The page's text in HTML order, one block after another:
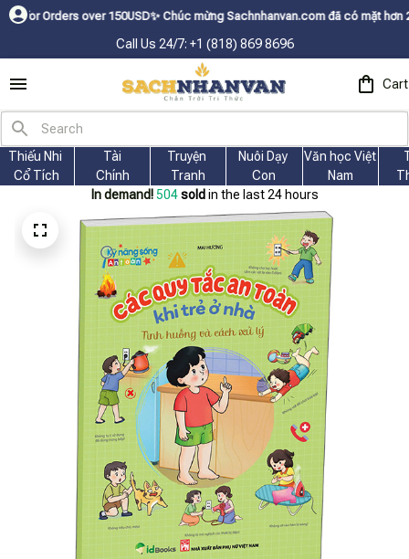
over 150USDㅤ✨Chúc mừng Sachnhanvan.com đã có mặt hơn 200 quốc
Call Us 24/7: +1 (818) 869 8696
Cart
Thiếu Nhi
Cổ Tích
Tài
Chính
Truyện
Tranh
Nuôi Dạy
Con
Văn học Việt
Nam
In demand! 505 sold in the last 24 hours